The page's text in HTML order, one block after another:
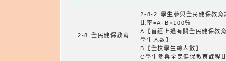
2-8 全民健保教育
2-8-2 學生參與全民健保教育
比率=A÷B×100％
A【曾經上過有關全民健保教
學生人數】
B【全校學生總人數】
C學生參與全民健保教育課程